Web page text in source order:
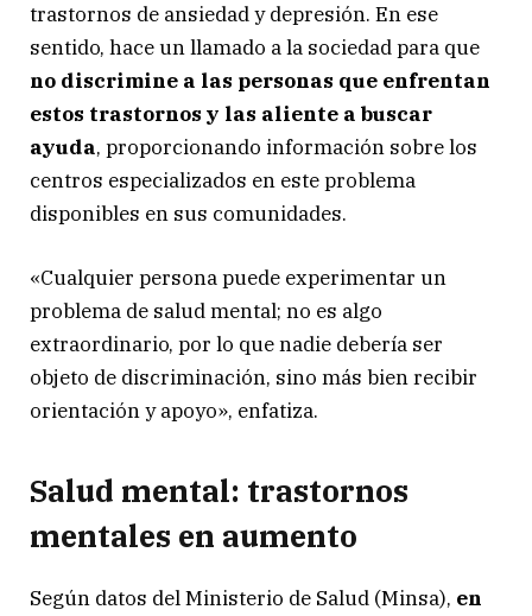
trastornos de ansiedad y depresión. En ese
sentido, hace un llamado a la sociedad para que
no discrimine a las personas que enfrentan
estos trastornos y las aliente a buscar
ayuda, proporcionando información sobre los
centros especializados en este problema
disponibles en sus comunidades.
«Cualquier persona puede experimentar un
problema de salud mental; no es algo
extraordinario, por lo que nadie debería ser
objeto de discriminación, sino más bien recibir
orientación y apoyo», enfatiza.
Salud mental: trastornos
mentales en aumento
Según datos del Ministerio de Salud (Minsa), en